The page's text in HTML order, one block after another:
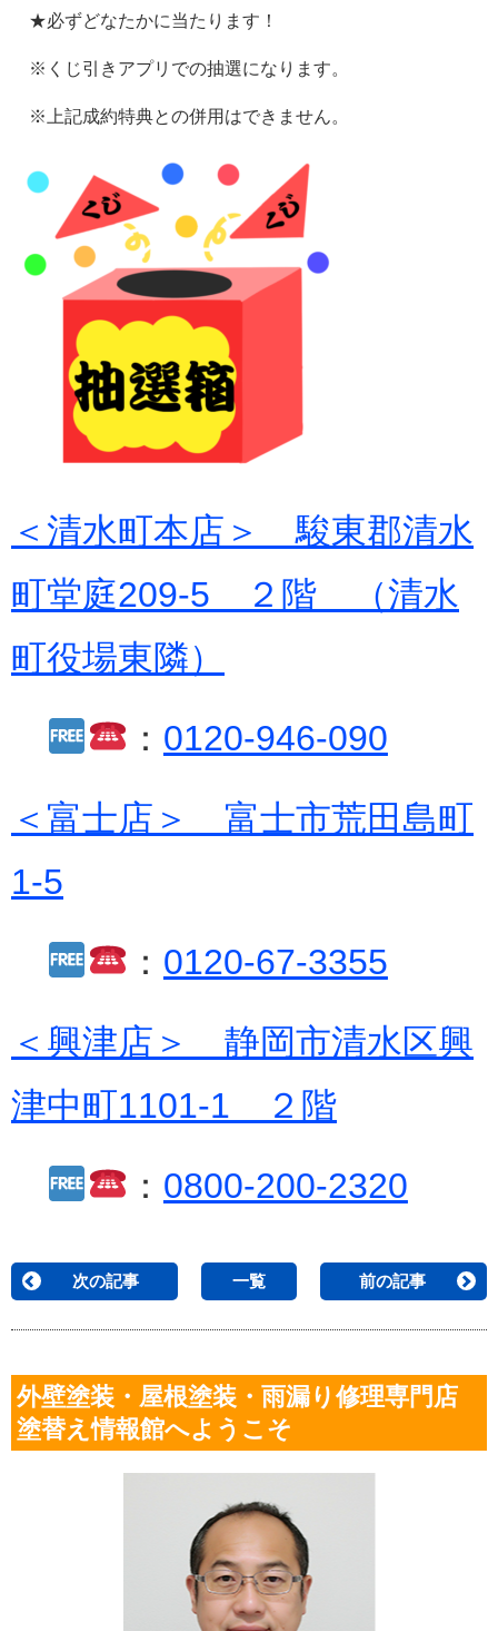
★必ずどなたかに当たります！
※くじ引きアプリでの抽選になります。
※上記成約特典との併用はできません。
＜清水町本店＞ 駿東郡清水
町堂庭209-5 ２階 （清水
町役場東隣）
： 0120-946-090
＜富士店＞ 富士市荒田島町
1-5
： 0120-67-3355
＜興津店＞ 静岡市清水区興
津中町1101-1 ２階
： 0800-200-2320
次の記事 一覧 前の記事
外壁塗装・屋根塗装・雨漏り修理専門店
塗替え情報館へようこそ